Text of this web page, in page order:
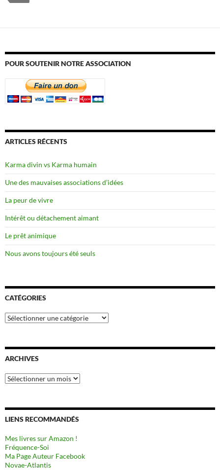
POUR SOUTENIR NOTRE ASSOCIATION
ARTICLES RÉCENTS
Karma divin vs Karma humain
Une des mauvaises associations d’idées
La peur de vivre
Intérêt ou détachement aimant
Le prêt animique
Nous avons toujours été seuls
CATÉGORIES
Catégories
ARCHIVES
Archives
LIENS RECOMMANDÉS
Mes livres sur Amazon !
Fréquence-Soi
Ma Page Auteur Facebook
Novae-Atlantis